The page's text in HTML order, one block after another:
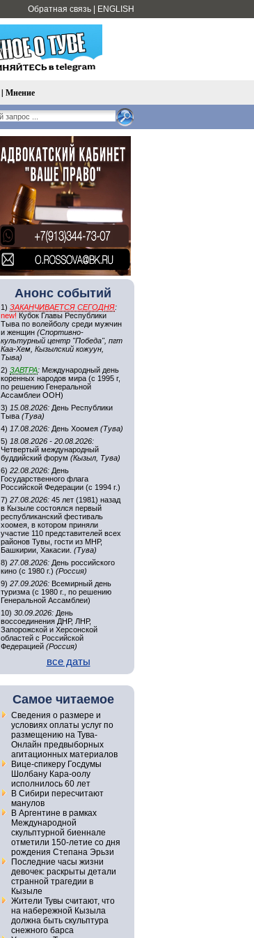
Обратная связь ENGLISH
| Мнение
Анонс событий
1) ЗАКАНЧИВАЕТСЯ СЕГОДНЯ:
new! Кубок Главы Республики
Тыва по волейболу среди мужчин
и женщин (Спортивно-
культурный центр "Победа", пгт
Каа-Хем, Кызылский кожуун,
Тыва)
2) ЗАВТРА: Международный день
коренных народов мира (с 1995 г,
по решению Генеральной
Ассамблеи ООН)
3) 15.08.2026: День Республики
Тыва (Тува)
4) 17.08.2026: День Хоомея (Тува)
5) 18.08.2026 - 20.08.2026:
Четвертый международный
буддийский форум (Кызыл, Тува)
6) 22.08.2026: День
Государственного флага
Российской Федерации (с 1994 г.)
7) 27.08.2026: 45 лет (1981) назад
в Кызыле состоялся первый
республиканский фестиваль
хоомея, в котором приняли
участие 110 представителей всех
районов Тувы, гости из МНР,
Башкирии, Хакасии. (Тува)
8) 27.08.2026: День российского
кино (с 1980 г.) (Россия)
9) 27.09.2026: Всемирный день
туризма (с 1980 г., по решению
Генеральной Ассамблеи)
10) 30.09.2026: День
воссоединения ДНР, ЛНР,
Запорожской и Херсонской
областей с Российской
Федерацией (Россия)
все даты
Самое читаемое
Сведения о размере и
условиях оплаты услуг по
размещению на Тува-
Онлайн предвыборных
агитационных материалов
Вице-спикеру Госдумы
Шолбану Кара-оолу
исполнилось 60 лет
В Сибири пересчитают
манулов
В Аргентине в рамках
Международной
скульптурной биеннале
отметили 150-летие со дня
рождения Степана Эрьзи
Последние часы жизни
девочек: раскрыты детали
странной трагедии в
Кызыле
Жители Тувы считают, что
на набережной Кызыла
должна быть скульптура
снежного барса